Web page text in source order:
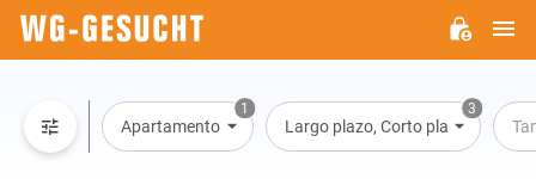
1
Apartamento
3
Largo plazo, Corto plazo, Alquiler